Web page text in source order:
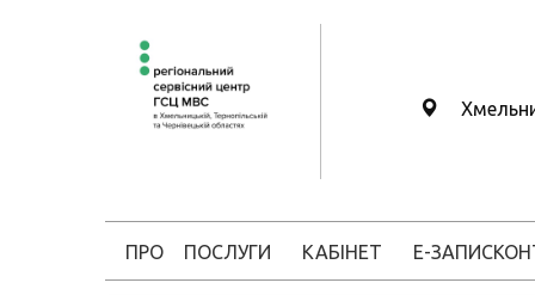
ПРО ПОСЛУГИ КАБІНЕТ Е-ЗАПИС